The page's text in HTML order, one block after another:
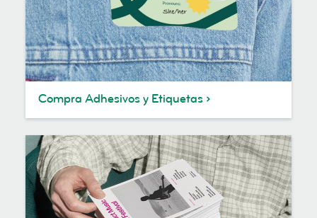
Compra Adhesivos y Etiquetas